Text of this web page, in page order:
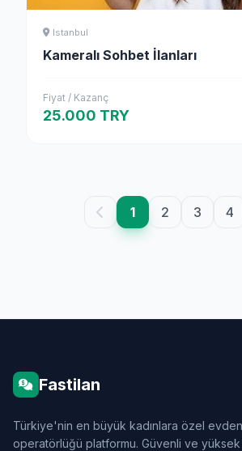
Istanbul
Kameralı Sohbet İlanları
Fiyat / Kazanç
25.000 TRY
1 2 3 4
Fastilan
Türkiye'nin en büyük kadınlara özel
operatörlüğü platformu. Güvenli ve yüksek